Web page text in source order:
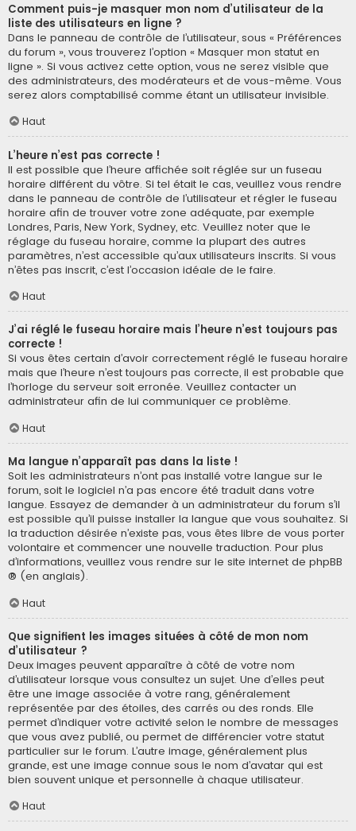
Comment puis-je masquer mon nom d’utilisateur de la
liste des utilisateurs en ligne ?
Dans le panneau de contrôle de l’utilisateur, sous « Préférences
du forum », vous trouverez l’option « Masquer mon statut en
ligne ». Si vous activez cette option, vous ne serez visible que
des administrateurs, des modérateurs et de vous-même. Vous
serez alors comptabilisé comme étant un utilisateur invisible.
Haut
L’heure n’est pas correcte !
Il est possible que l’heure affichée soit réglée sur un fuseau
horaire différent du vôtre. Si tel était le cas, veuillez vous rendre
dans le panneau de contrôle de l’utilisateur et régler le fuseau
horaire afin de trouver votre zone adéquate, par exemple
Londres, Paris, New York, Sydney, etc. Veuillez noter que le
réglage du fuseau horaire, comme la plupart des autres
paramètres, n’est accessible qu’aux utilisateurs inscrits. Si vous
n’êtes pas inscrit, c’est l’occasion idéale de le faire.
Haut
J’ai réglé le fuseau horaire mais l’heure n’est toujours pas
correcte !
Si vous êtes certain d’avoir correctement réglé le fuseau horaire
mais que l’heure n’est toujours pas correcte, il est probable que
l’horloge du serveur soit erronée. Veuillez contacter un
administrateur afin de lui communiquer ce problème.
Haut
Ma langue n’apparaît pas dans la liste !
Soit les administrateurs n’ont pas installé votre langue sur le
forum, soit le logiciel n’a pas encore été traduit dans votre
langue. Essayez de demander à un administrateur du forum s’il
est possible qu’il puisse installer la langue que vous souhaitez. Si
la traduction désirée n’existe pas, vous êtes libre de vous porter
volontaire et commencer une nouvelle traduction. Pour plus
d’informations, veuillez vous rendre sur le site internet de phpBB
® (en anglais).
Haut
Que signifient les images situées à côté de mon nom
d’utilisateur ?
Deux images peuvent apparaître à côté de votre nom
d’utilisateur lorsque vous consultez un sujet. Une d’elles peut
être une image associée à votre rang, généralement
représentée par des étoiles, des carrés ou des ronds. Elle
permet d’indiquer votre activité selon le nombre de messages
que vous avez publié, ou permet de différencier votre statut
particulier sur le forum. L’autre image, généralement plus
grande, est une image connue sous le nom d’avatar qui est
bien souvent unique et personnelle à chaque utilisateur.
Haut